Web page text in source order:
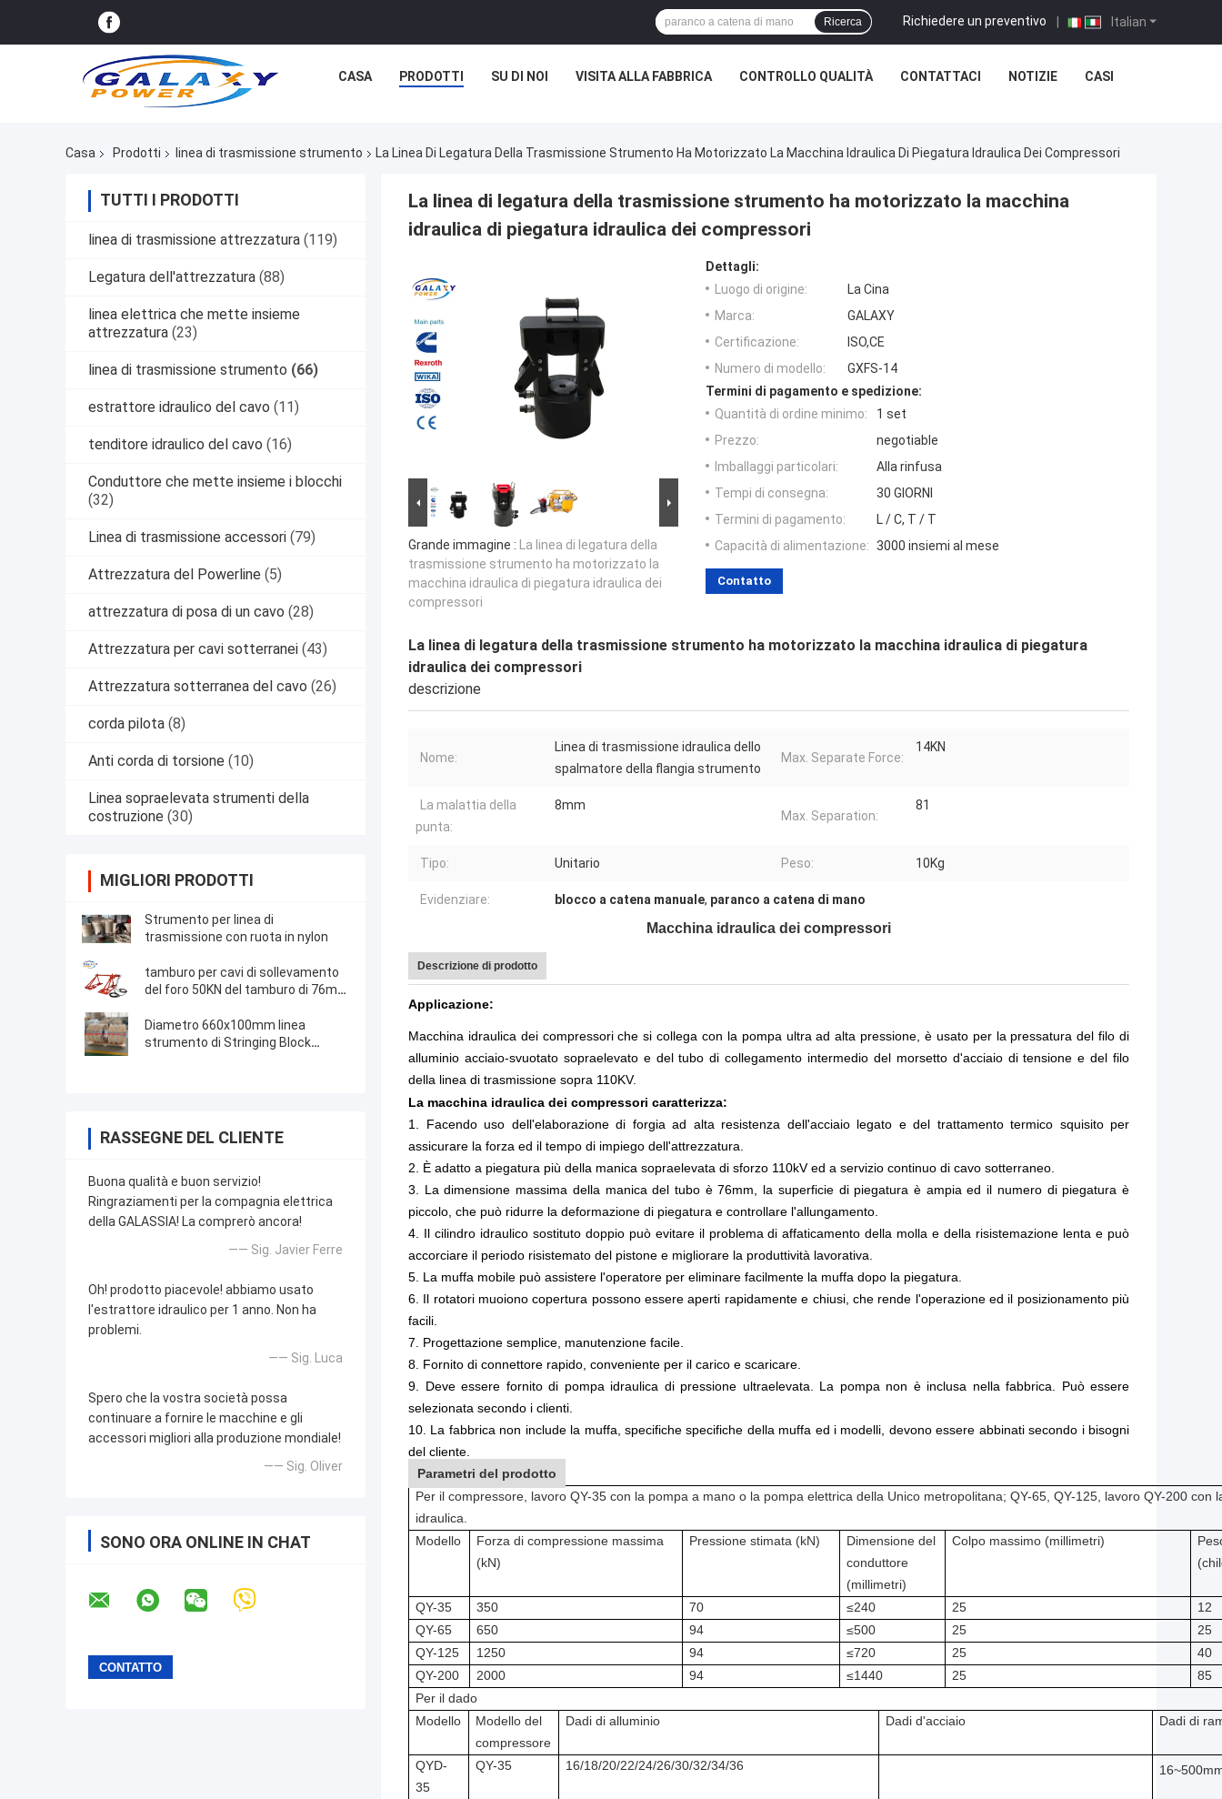
Italian
Richiedere un preventivo |
Ricerca
CASA PRODOTTI SU DI NOI VISITA ALLA FABBRICA CONTROLLO QUALITÀ CONTATTACI NOTIZIE CASI
Casa Prodotti linea di trasmissione strumento La Linea Di Legatura Della Trasmissione Strumento Ha Motorizzato La Macchina Idraulica Di Piegatura Idraulica Dei Compressori
TUTTI I PRODOTTI
linea di trasmissione attrezzatura (119)
Legatura dell'attrezzatura (88)
linea elettrica che mette insieme
attrezzatura (23)
linea di trasmissione strumento (66)
estrattore idraulico del cavo (11)
tenditore idraulico del cavo (16)
Conduttore che mette insieme i blocchi
(32)
Linea di trasmissione accessori (79)
Attrezzatura del Powerline (5)
attrezzatura di posa di un cavo (28)
Attrezzatura per cavi sotterranei (43)
Attrezzatura sotterranea del cavo (26)
corda pilota (8)
Anti corda di torsione (10)
Linea sopraelevata strumenti della
costruzione (30)
MIGLIORI PRODOTTI
Strumento per linea di
trasmissione con ruota in nylon
tamburo per cavi di sollevamento
del foro 50KN del tamburo di 76mm
Diametro 660x100mm linea
strumento di Stringing Block
RASSEGNE DEL CLIENTE
Buona qualità e buon servizio!
Ringraziamenti per la compagnia elettrica
della GALASSIA! La comprerò ancora!
—— Sig. Javier Ferre
Oh! prodotto piacevole! abbiamo usato
l'estrattore idraulico per 1 anno. Non ha
problemi.
—— Sig. Luca
Spero che la vostra società possa
continuare a fornire le macchine e gli
accessori migliori alla produzione mondiale!
—— Sig. Oliver
SONO ORA ONLINE IN CHAT
La linea di legatura della trasmissione strumento ha motorizzato la macchina
idraulica di piegatura idraulica dei compressori
Grande immagine : La linea di legatura della
trasmissione strumento ha motorizzato la
macchina idraulica di piegatura idraulica dei
compressori
Dettagli:
Luogo di origine:
La Cina
Marca:
GALAXY
Certificazione:
ISO,CE
Numero di modello:
GXFS-14
Termini di pagamento e spedizione:
Quantità di ordine minimo:
1 set
Prezzo:
negotiable
Imballaggi particolari:
Alla rinfusa
Tempi di consegna:
30 GIORNI
Termini di pagamento:
L / C, T / T
Capacità di alimentazione: 3000 insiemi al mese
Contatto
La linea di legatura della trasmissione strumento ha motorizzato la macchina idraulica di piegatura
idraulica dei compressori
descrizione
Nome:
Linea di trasmissione idraulica dello
spalmatore della flangia strumento
Max. Separate Force:
14KN
La malattia della
punta:
8mm
Max. Separation:
81
Tipo: Unitario Peso: 10Kg
Evidenziare: blocco a catena manuale, paranco a catena di mano
Macchina idraulica dei compressori
Descrizione di prodotto
Applicazione:
Macchina idraulica dei compressoriche si collega con la pompa ultra ad alta pressione, è usato per la pressatura del filo di
alluminio acciaio-svuotato sopraelevato e del tubo di collegamento intermedio del morsetto d'acciaio di tensione e del filo
della linea di trasmissione sopra 110KV.
La macchina idraulica dei compressori caratterizza:
1. Facendo uso dell'elaborazione di forgia ad alta resistenza dell'acciaio legato e del trattamento termico squisito per
assicurare la forza ed il tempo di impiego dell'attrezzatura.
2. È adatto a piegatura più della manica sopraelevata di sforzo 110kV ed a servizio continuo di cavo sotterraneo.
3. La dimensione massima della manica del tubo è 76mm, la superficie di piegatura è ampia ed il numero di piegatura è
piccolo, che può ridurre la deformazione di piegatura e controllare l'allungamento.
4. Il cilindro idraulico sostituto doppio può evitare il problema di affaticamento della molla e della risistemazione lenta e può
accorciare il periodo risistemato del pistone e migliorare la produttività lavorativa.
5. La muffa mobile può assistere l'operatore per eliminare facilmente la muffa dopo la piegatura.
6. Il rotatori muoiono copertura possono essere aperti rapidamente e chiusi, che rende l'operazione ed il posizionamento più
facili.
7. Progettazione semplice, manutenzione facile.
8. Fornito di connettore rapido, conveniente per il carico e scaricare.
9. Deve essere fornito di pompa idraulica di pressione ultraelevata. La pompa non è inclusa nella fabbrica. Può essere
selezionata secondo i clienti.
10. La fabbrica non include la muffa, specifiche specifiche della muffa ed i modelli, devono essere abbinati secondo i bisogni
del cliente.
Parametri del prodotto
Per il compressore, lavoro QY-35 con la pompa a mano o la pompa elettrica della Unico metropolitana; QY-65, QY-125, lavoro QY-200 con
idraulica.
Modello
Forza di compressione massima
(kN)
Pressione stimata (kN)
Dimensione del
conduttore
(millimetri)
Colpo massimo (millimetri)
QY-35 350 70 ≤240 25
12
QY-65
650 94 ≤500 25
25
QY-125
1250 94 ≤720 25
40
QY-200
2000 94 ≤1440 25
85
Per il dado
Modello
Modello del
compressore
Dadi di alluminio Dadi d'acciaio Dadi di
QYD-
35
QY-35 16/18/20/22/24/26/30/32/34/36